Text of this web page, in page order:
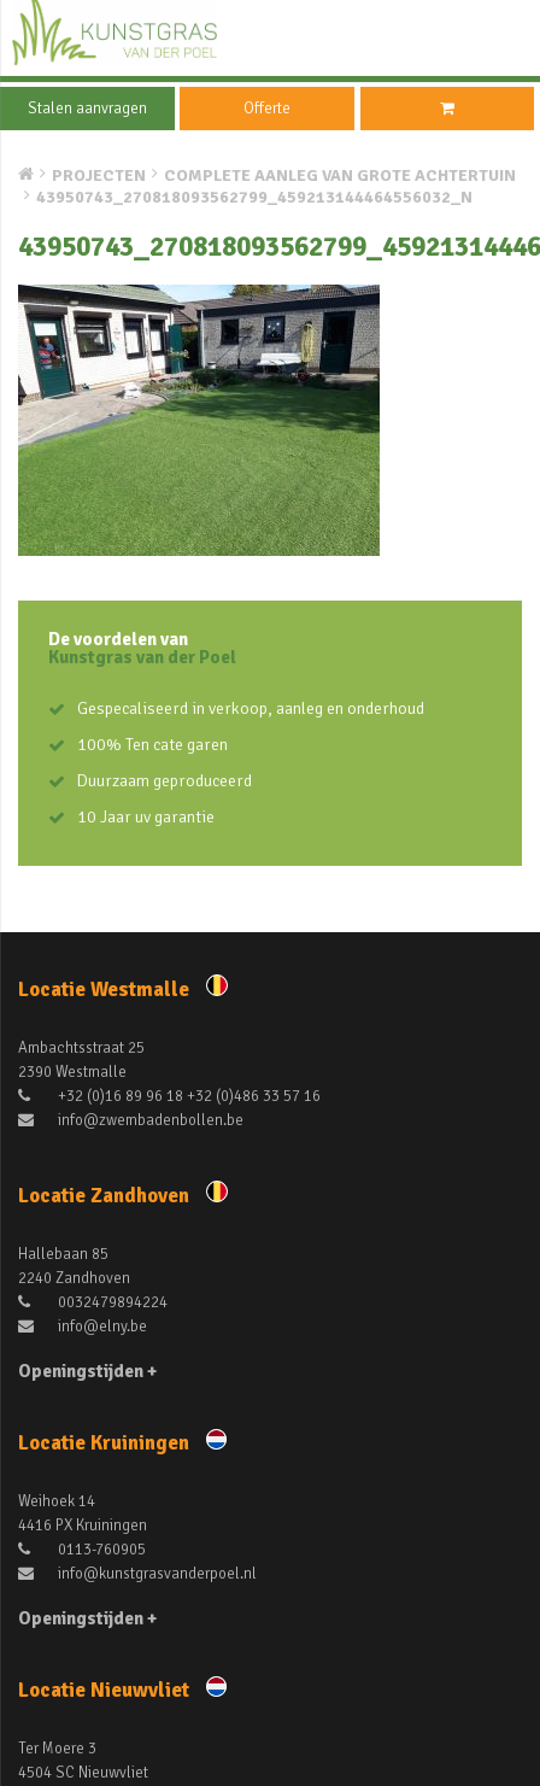
Stalen aanvragen Offerte
PROJECTEN
COMPLETE AANLEG VAN GROTE ACHTERTUIN
43950743_270818093562799_459213144464556032_N
De voordelen van
Kunstgras van der Poel
Gespecaliseerd in verkoop, aanleg en onderhoud
100% Ten cate garen
Duurzaam geproduceerd
10 Jaar uv garantie
Locatie Westmalle
Ambachtsstraat 25
2390 Westmalle
+32 (0)16 89 96 18 +32 (0)486 33 57 16
info@zwembadenbollen.be
Locatie Zandhoven
Hallebaan 85
2240 Zandhoven
0032479894224
info@elny.be
Openingstijden +
Locatie Kruiningen
Weihoek 14
4416 PX Kruiningen
0113-760905
info@kunstgrasvanderpoel.nl
Openingstijden +
Locatie Nieuwvliet
Ter Moere 3
4504 SC Nieuwvliet